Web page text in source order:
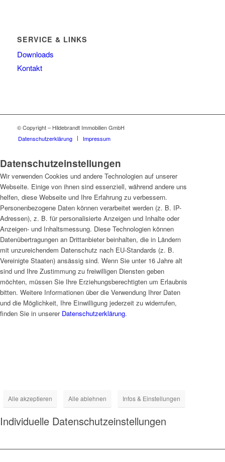
SERVICE & LINKS
Downloads
Kontakt
© Copyright – Hildebrandt Immobilien GmbH
Datenschutzerklärung
Impressum
Datenschutzeinstellungen
Wir verwenden Cookies und andere Technologien auf unserer
Webseite. Einige von ihnen sind essenziell, während andere uns
helfen, diese Webseite und Ihre Erfahrung zu verbessern.
Personenbezogene Daten können verarbeitet werden (z. B. IP-
Adressen), z. B. für personalisierte Anzeigen und Inhalte oder
Anzeigen- und Inhaltsmessung. Diese Technologien können
Datenübertragungen an Drittanbieter beinhalten, die in Ländern
mit unzureichendem Datenschutz nach EU-Standards (z. B.
Vereinigte Staaten) ansässig sind. Wenn Sie unter 16 Jahre alt
sind und Ihre Zustimmung zu freiwilligen Diensten geben
möchten, müssen Sie Ihre Erziehungsberechtigten um Erlaubnis
bitten. Weitere Informationen über die Verwendung Ihrer Daten
und die Möglichkeit, Ihre Einwilligung jederzeit zu widerrufen,
finden Sie in unserer Datenschutzerklärung.
Alle akzeptieren Alle ablehnen Infos & Einstellungen
Individuelle Datenschutzeinstellungen